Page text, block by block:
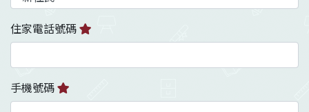
住家電話號碼
手機號碼